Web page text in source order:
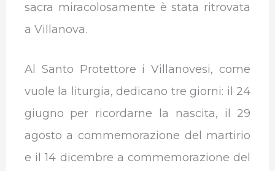
sacra miracolosamente è stata ritrovata
a Villanova.
Al Santo Protettore i Villanovesi, come
vuole la liturgia, dedicano tre giorni: il 24
giugno per ricordarne la nascita, il 29
agosto a commemorazione del martirio
e il 14 dicembre a commemorazione del